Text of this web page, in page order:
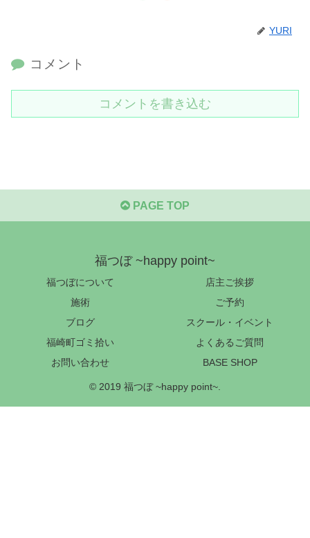
YURI
コメント
コメントを書き込む
PAGE TOP
福つぼ ~happy point~
福つぼについて
店主ご挨拶
施術
ご予約
ブログ
スクール・イベント
福崎町ゴミ拾い
よくあるご質問
お問い合わせ
BASE SHOP
© 2019 福つぼ ~happy point~.